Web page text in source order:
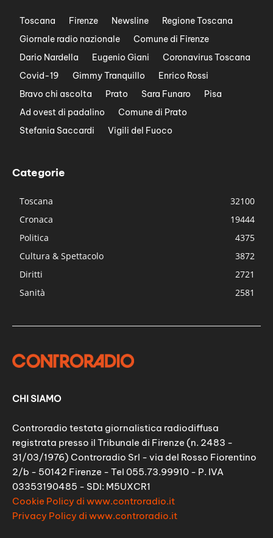
Toscana Firenze Newsline
Regione Toscana
Giornale radio nazionale
Comune di Firenze
Dario Nardella
Eugenio Giani
Coronavirus Toscana
Covid-19
Gimmy Tranquillo
Enrico Rossi
Bravo chi ascolta
Prato Sara Funaro
Pisa
Ad ovest di padalino
Comune di Prato
Stefania Saccardi
Vigili del Fuoco
Categorie
Toscana
32100
Cronaca
19444
Politica
4375
Cultura & Spettacolo
3872
Diritti
2721
Sanità
2581
CHI SIAMO
Controradio testata giornalistica radiodiffusa
registrata presso il Tribunale di Firenze (n. 2483 -
31/03/1976) Controradio Srl - via del Rosso Fiorentino
2/b - 50142 Firenze - Tel 055.73.99910 - P. IVA
03353190485 - SDI: M5UXCR1
Cookie Policy di www.controradio.it
Privacy Policy di www.controradio.it